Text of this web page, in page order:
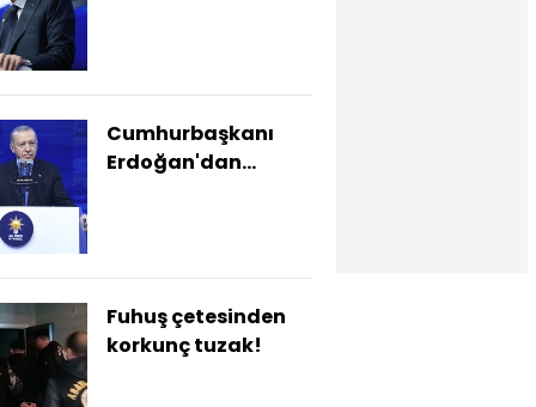
Cumhurbaşkanı
Erdoğan'dan
Fuhuş çetesinden
korkunç tuzak!